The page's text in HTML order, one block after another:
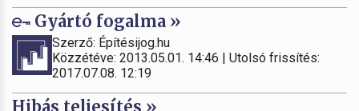
Gyártó fogalma »
Szerző: Építésijog.hu
Közzétéve: 2013.05.01. 14:46 | Utolsó frissítés:
2017.07.08. 12:19
Hibás teljesítés »